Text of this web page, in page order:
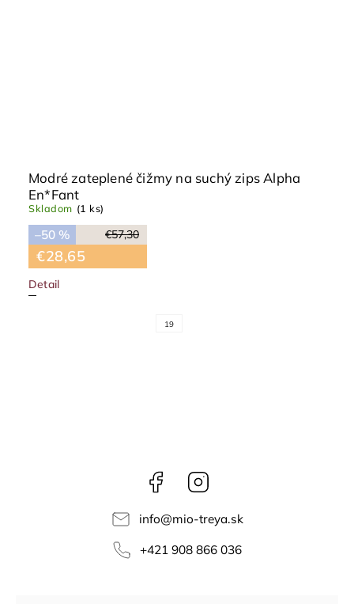
Modré zateplené čižmy na suchý zips Alpha
En*Fant
Skladom (1 ks)
€57,30
–50 %
€28,65
Detail
19
Facebook
info@mio-treya.sk
+421 908 866 036